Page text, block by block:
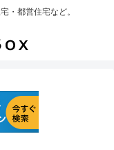
・都営住宅など。